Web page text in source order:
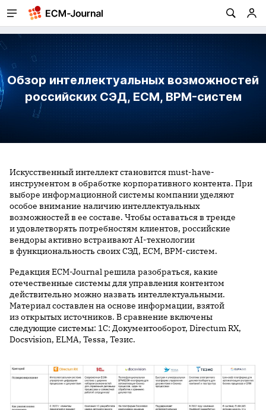
Обзор интеллектуальных возможностей
российских СЭД, ECM, BPM-систем
Искусственный интеллект становится must-have-
инструментом в обработке корпоративного контента. При
выборе информационной системы компании уделяют
особое внимание наличию интеллектуальных
возможностей в ее составе. Чтобы оставаться в тренде
и удовлетворять потребностям клиентов, российские
вендоры активно встраивают AI-технологии
в функциональность своих СЭД, ECM, BPM-систем.
РедакцияECM-Journalрешила разобраться, какие
отечественные системы для управления контентом
действительно можно назвать интеллектуальными.
Материал составлен на основе информации, взятой
из открытых источников. В сравнение включены
следующие системы: 1С: Документооборот, Directum RX,
Docsvision, ELMA, Tessa, Тезис.